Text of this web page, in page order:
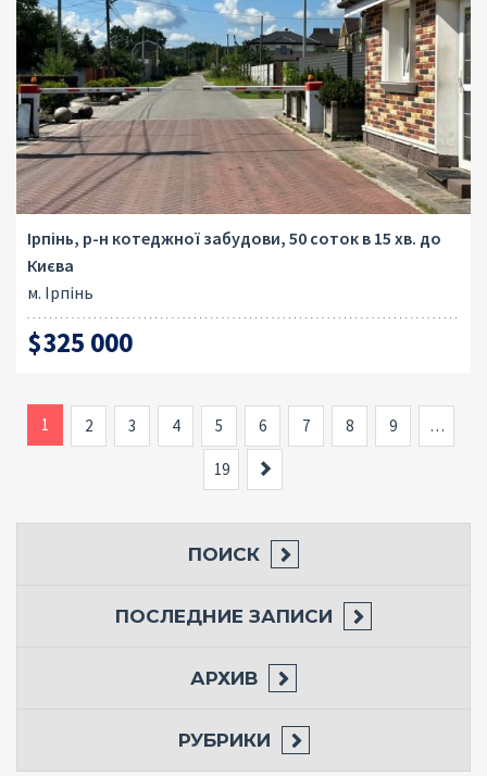
Ірпінь, р-н котеджної забудови, 50 соток в 15 хв. до
Києва
м. Ірпінь
$325 000
1 2 3 4 5 6 7 8 9 …
19
ПОИСК
ПОСЛЕДНИЕ ЗАПИСИ
АРХИВ
РУБРИКИ